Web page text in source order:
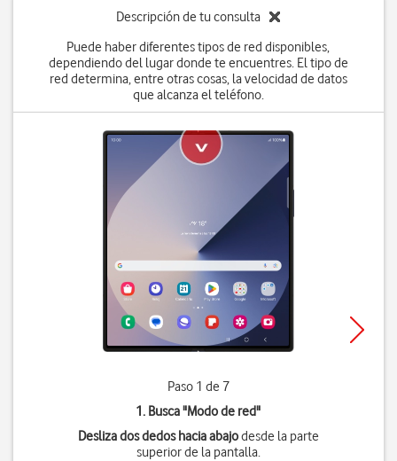
Descripción de tu consulta
Puede haber diferentes tipos de red disponibles,
dependiendo del lugar donde te encuentres. El tipo de
red determina, entre otras cosas, la velocidad de datos
que alcanza el teléfono.
Paso 1 de 7
1. Busca "Modo de red"
Desliza dos dedos hacia abajodesde la parte
superior de la pantalla.